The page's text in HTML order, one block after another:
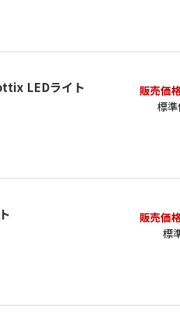
LEDライト 販売価
標
販売価
標